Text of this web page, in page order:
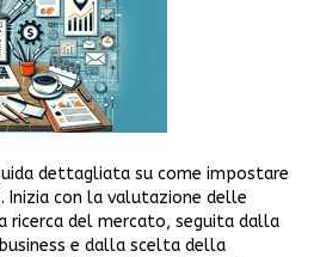
dettagliata su come impostare
con la valutazione delle
ricerca del mercato, seguita dalla
e dalla scelta della